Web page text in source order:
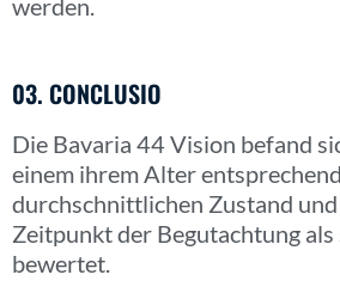
werden.
03. CONCLUSIO
Die Bavaria 44 Vision befand
einem ihrem Alter
durchschnittlichen Zustand
Zeitpunkt der Begutachtung
bewertet.